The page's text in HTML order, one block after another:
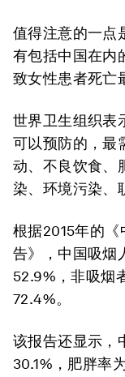
值得注意的一点
有包括中国在内
致女性患者死亡
世界卫生组织表
可以预防的，最
动、不良饮食、
染、环境污染、
根据2015年的
告》，中国吸烟
52.9%，非吸烟
72.4%。
该报告还显示，
30.1%，肥胖率